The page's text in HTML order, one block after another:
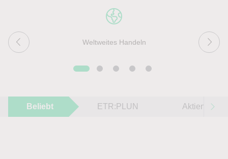
Weltweites Handeln
Beliebt ETR:PLUN Aktien im